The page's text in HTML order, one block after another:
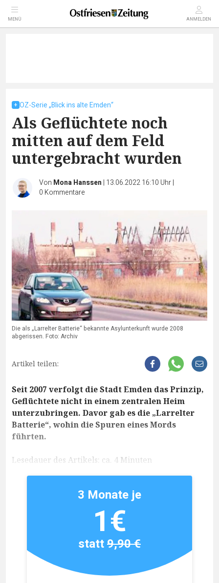
MENÜ ANMELDEN
OZ-Serie „Blick ins alte Emden“
Als Geflüchtete noch
mitten auf dem Feld
untergebracht wurden
Von Mona Hanssen | 13.06.2022 16:10 Uhr|
0 Kommentare
Die als „Larrelter Batterie“ bekannte Asylunterkunft wurde 2008
abgerissen. Foto: Archiv
Artikel teilen:
Seit 2007 verfolgt die Stadt Emden das Prinzip,
Geflüchtete nicht in einem zentralen Heim
unterzubringen. Davor gab es die „Larrelter
Batterie“, wohin die Spuren eines Mords
führten.
Lesedauer des Artikels: ca. 4 Minuten
3 Monate je
1€
statt9,90 €